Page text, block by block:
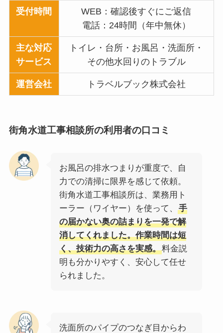
受付時間
WEB：確認後すぐにご返信
電話：24時間（年中無休）
主な対応
サービス
トイレ・台所・お風呂・洗面所・
その他水回りのトラブル
運営会社 トラベルブック株式会社
街角水道工事相談所の利用者の口コミ
お風呂の排水つまりが重度で、自
力での清掃に限界を感じて依頼。
街角水道工事相談所は、業務用ト
ーラー（ワイヤー）を使って、
手
の届かない奥の詰まりを一発で解
消してくれました。作業時間は短
く、技術力の高さを実感。料金説
明も分かりやすく、安心して任せ
られました。
洗面所のパイプのつなぎ目からわ